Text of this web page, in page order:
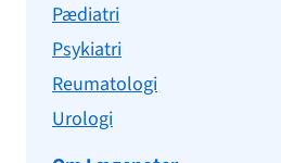
Pædiatri
Psykiatri
Reumatologi
Urologi